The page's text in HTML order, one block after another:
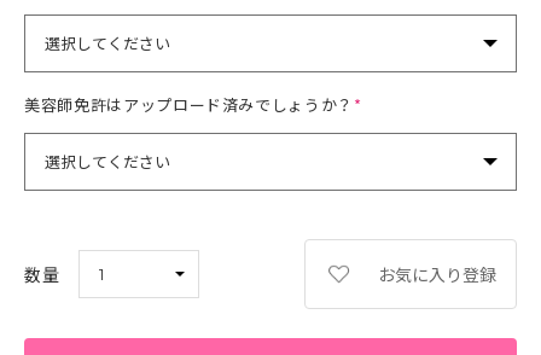
(
必
須
)
美容師免許はアップロード済みでしょうか？
(
須
お気に入り登録